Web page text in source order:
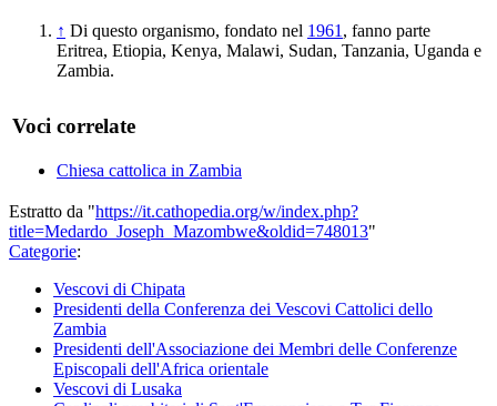
↑ Di questo organismo, fondato nel 1961 , fanno parte
Eritrea, Etiopia, Kenya, Malawi, Sudan, Tanzania, Uganda e
Zambia.
Voci correlate
Chiesa cattolica in Zambia
Estratto da "https://it.cathopedia.org/w/index.php?
title=Medardo_Joseph_Mazombwe&oldid=748013"
Categorie:
Vescovi di Chipata
Presidenti della Conferenza dei Vescovi Cattolici dello
Zambia
Presidenti dell'Associazione dei Membri delle Conferenze
Episcopali dell'Africa orientale
Vescovi di Lusaka